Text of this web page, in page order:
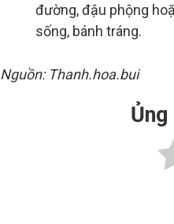
đường, đậu phộng
sống, bánh tráng.
Nguồn: Thanh.hoa.bui